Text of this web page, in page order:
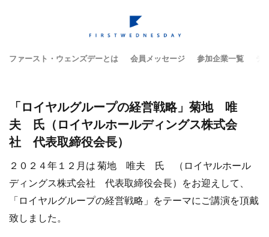
ファースト・ウェンズデーとは 会員メッセージ 参加企業一覧 テ
「ロイヤルグループの経営戦略」菊地 唯
夫 氏（ロイヤルホールディングス株式会
社 代表取締役会長）
２０２４年１２月は 菊地 唯夫 氏 （ロイヤルホール
ディングス株式会社 代表取締役会長）をお迎えして、
「ロイヤルグループの経営戦略」をテーマにご講演を頂戴
致しました。